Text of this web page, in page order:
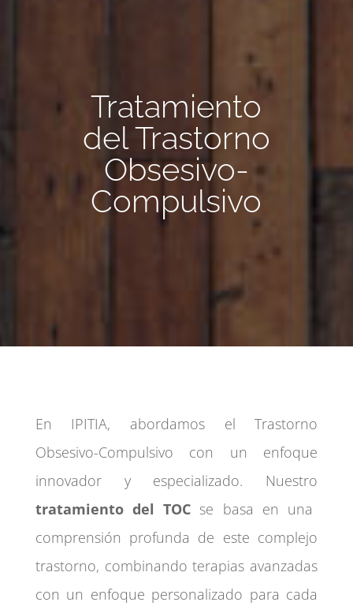
Tratamiento
del Trastorno
Obsesivo-
Compulsivo
En IPITIA, abordamos el Trastorno
Obsesivo-Compulsivo con un enfoque
innovador y especializado. Nuestro
tratamiento del TOC se basa en una
comprensión profunda de este complejo
trastorno, combinando terapias avanzadas
con un enfoque personalizado para cada